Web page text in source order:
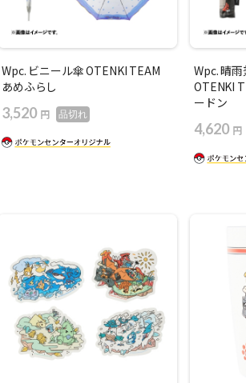
Wpc. ビニール傘 OTENKI TEAM
あめふらし
3,520 円 品切れ
Wpc. 晴
OTENKI
ードン
4,620 円